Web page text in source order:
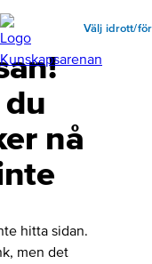
Välj idrott/
nå
hitta sidan.
men det